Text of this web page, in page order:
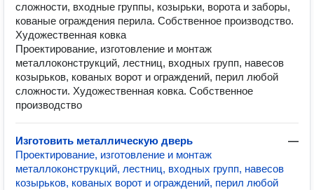
сложности, входные группы, козырьки, ворота и заборы,
кованые ограждения перила. Собственное производство.
Художественная ковка
Проектирование, изготовление и монтаж
металлоконструкций, лестниц, входных групп, навесов
козырьков, кованых ворот и ограждений, перил любой
сложности. Художественная ковка. Собственное
производство
Изготовить металлическую дверь
—
Проектирование, изготовление и монтаж
металлоконструкций, лестниц, входных групп, навесов
козырьков, кованых ворот и ограждений, перил любой